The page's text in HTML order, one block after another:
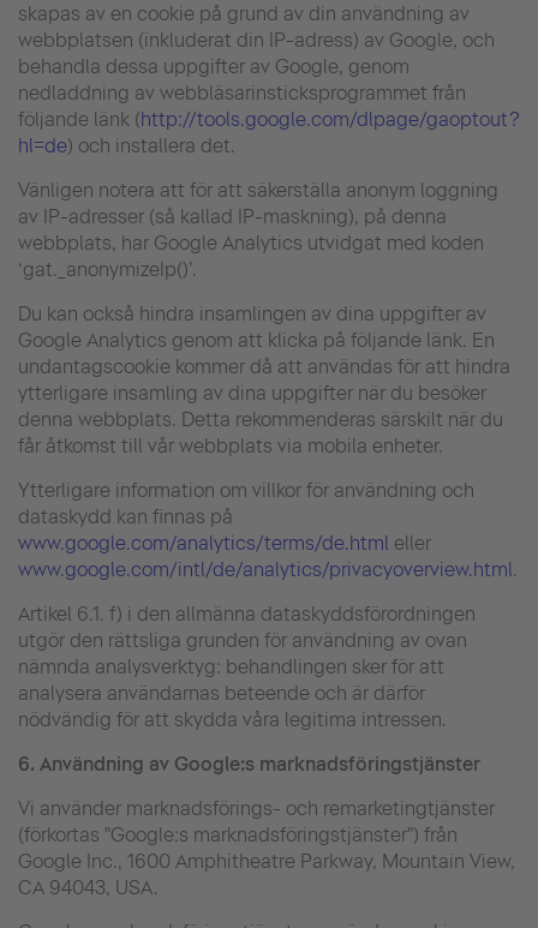
skapas av en cookie på grund av din användning av
webbplatsen (inkluderat din IP-adress) av Google, och
behandla dessa uppgifter av Google, genom
nedladdning av webbläsarinsticksprogrammet från
följande länk (http://tools.google.com/dlpage/gaoptout?
hl=de) och installera det.
Vänligen notera att för att säkerställa anonym loggning
av IP-adresser (så kallad IP-maskning), på denna
webbplats, har Google Analytics utvidgat med koden
‘gat._anonymizeIp()’.
Du kan också hindra insamlingen av dina uppgifter av
Google Analytics genom att klicka på följande länk. En
undantagscookie kommer då att användas för att hindra
ytterligare insamling av dina uppgifter när du besöker
denna webbplats. Detta rekommenderas särskilt när du
får åtkomst till vår webbplats via mobila enheter.
Ytterligare information om villkor för användning och
dataskydd kan finnas på
www.google.com/analytics/terms/de.html eller
www.google.com/intl/de/analytics/privacyoverview.html.
Artikel 6.1. f) i den allmänna dataskyddsförordningen
utgör den rättsliga grunden för användning av ovan
nämnda analysverktyg: behandlingen sker för att
analysera användarnas beteende och är därför
nödvändig för att skydda våra legitima intressen.
6. Användning av Google:s marknadsföringstjänster
Vi använder marknadsförings- och remarketingtjänster
(förkortas "Google:s marknadsföringstjänster") från
Google Inc., 1600 Amphitheatre Parkway, Mountain View,
CA 94043, USA.